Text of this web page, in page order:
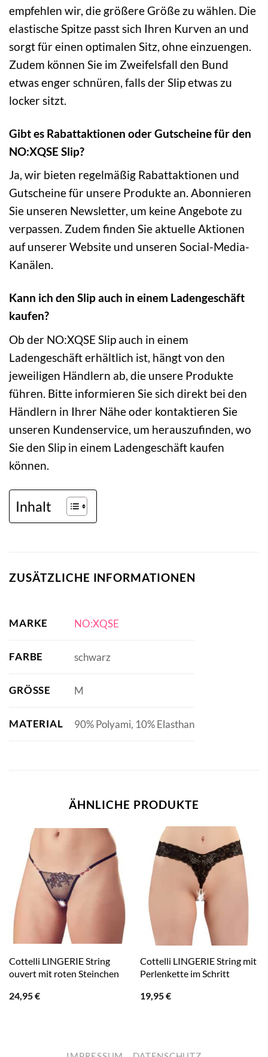
empfehlen wir, die größere Größe zu wählen. Die
elastische Spitze passt sich Ihren Kurven an und
sorgt für einen optimalen Sitz, ohne einzuengen.
Zudem können Sie im Zweifelsfall den Bund
etwas enger schnüren, falls der Slip etwas zu
locker sitzt.
Gibt es Rabattaktionen oder Gutscheine für den
NO:XQSE Slip?
Ja, wir bieten regelmäßig Rabattaktionen und
Gutscheine für unsere Produkte an. Abonnieren
Sie unseren Newsletter, um keine Angebote zu
verpassen. Zudem finden Sie aktuelle Aktionen
auf unserer Website und unseren Social-Media-
Kanälen.
Kann ich den Slip auch in einem Ladengeschäft
kaufen?
Ob der NO:XQSE Slip auch in einem
Ladengeschäft erhältlich ist, hängt von den
jeweiligen Händlern ab, die unsere Produkte
führen. Bitte informieren Sie sich direkt bei den
Händlern in Ihrer Nähe oder kontaktieren Sie
unseren Kundenservice, um herauszufinden, wo
Sie den Slip in einem Ladengeschäft kaufen
können.
Inhalt
ZUSÄTZLICHE INFORMATIONEN
MARKE NO:XQSE
FARBE schwarz
GRÖSSE M
MATERIAL 90% Polyami, 10% Elasthan
ÄHNLICHE PRODUKTE
Cottelli LINGERIE String
ouvert mit roten Steinchen
24,95€
Cottelli LINGERIE String mit
Perlenkette im Schritt
19,95€